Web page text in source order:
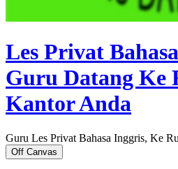
Les Privat
Guru Datang Ke
Kantor Anda
Guru Les Privat Bahasa Inggris, Ke
Off Canvas